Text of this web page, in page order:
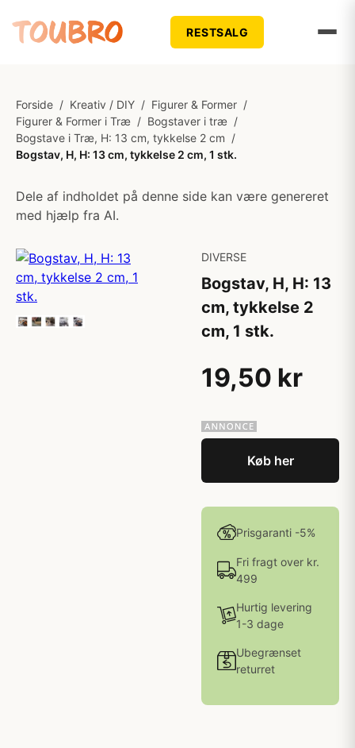
RESTSALG
Forside / Kreativ / DIY / Figurer & Former /
Figurer & Former i Træ / Bogstaver i træ /
Bogstave i Træ, H: 13 cm, tykkelse 2 cm /
Bogstav, H, H: 13 cm, tykkelse 2 cm, 1 stk.
Dele af indholdet på denne side kan være genereret
med hjælp fra AI.
DIVERSE
Bogstav, H, H: 13
cm, tykkelse 2
cm, 1 stk.
19,50 kr
Køb her
Prisgaranti -5%
Fri fragt over kr.
499
Hurtig levering
1-3 dage
Ubegrænset
returret